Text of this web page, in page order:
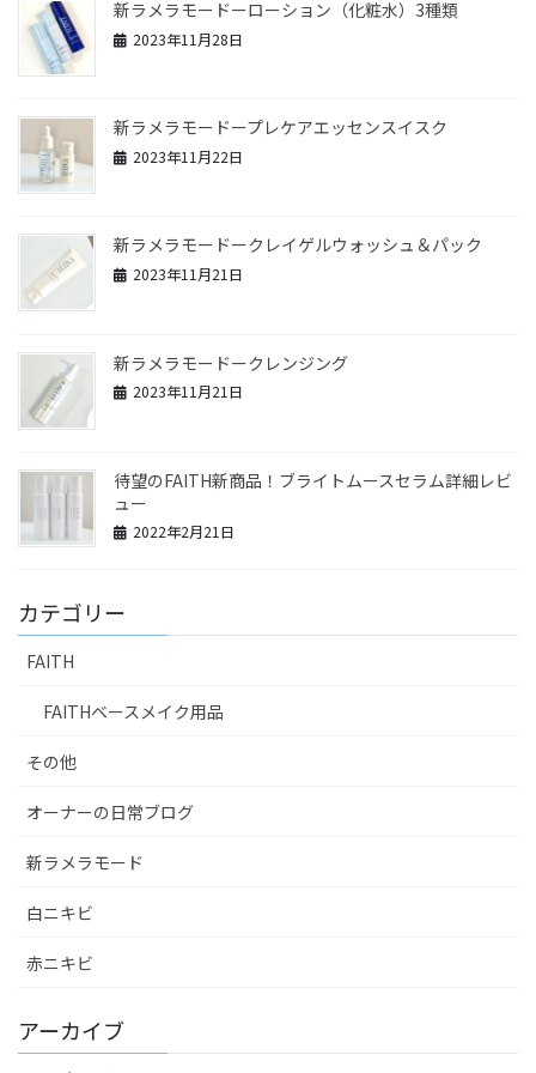
新ラメラモードーローション（化粧水）3種類
2023年11月28日
新ラメラモードープレケアエッセンスイスク
2023年11月22日
新ラメラモードークレイゲルウォッシュ＆パック
2023年11月21日
新ラメラモードークレンジング
2023年11月21日
待望のFAITH新商品！ブライトムースセラム詳細レビ
ュー
2022年2月21日
カテゴリー
FAITH
FAITHベースメイク用品
その他
オーナーの日常ブログ
新ラメラモード
白ニキビ
赤ニキビ
アーカイブ